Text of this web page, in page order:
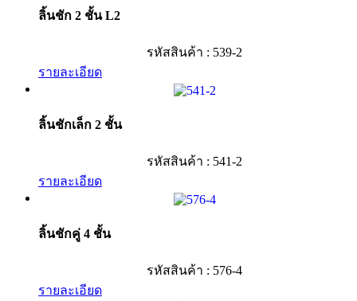
ลิ้นชัก 2 ชั้น L2
รหัสสินค้า : 539-2
รายละเอียด
ลิ้นชักเล็ก 2 ชั้น
รหัสสินค้า : 541-2
รายละเอียด
ลิ้นชักคู่ 4 ชั้น
รหัสสินค้า : 576-4
รายละเอียด